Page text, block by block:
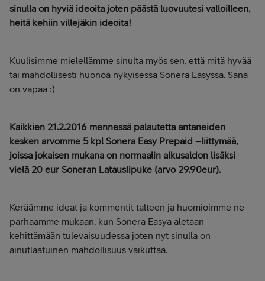
sinulla on hyviä ideoita joten päästä luovuutesi valloilleen,
heitä kehiin villejäkin ideoita!
Kuulisimme mielellämme sinulta myös sen, että mitä hyvää
tai mahdollisesti huonoa nykyisessä Sonera Easyssä. Sana
on vapaa :)
Kaikkien 21.2.2016 mennessä palautetta antaneiden
kesken arvomme 5 kpl Sonera Easy Prepaid –liittymää,
joissa jokaisen mukana on normaalin alkusaldon lisäksi
vielä 20 eur Soneran Latauslipuke (arvo 29,90eur).
Keräämme ideat ja kommentit talteen ja huomioimme ne
parhaamme mukaan, kun Sonera Easya aletaan
kehittämään tulevaisuudessa joten nyt sinulla on
ainutlaatuinen mahdollisuus vaikuttaa.